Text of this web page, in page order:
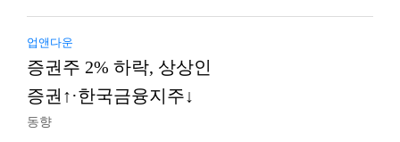
업앤다운
증권주 2% 하락, 상상인
증권↑·한국금융지주↓
동향